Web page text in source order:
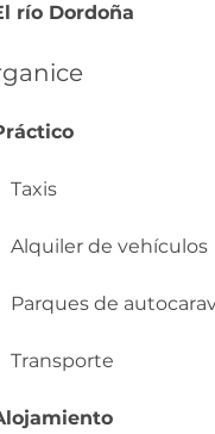
río Dordoña
Taxis
Alquiler de vehículos
Parques de
Transporte